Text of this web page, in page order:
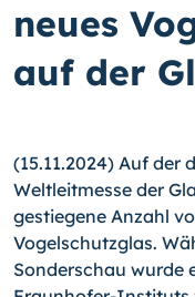
neues
auf der
(15.11.2024) Auf der
Weltleitmesse der
gestiegene Anzahl
Vogelschutzglas.
Sonderschau wurde